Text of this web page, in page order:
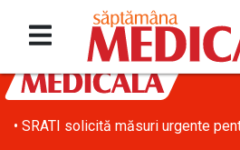
• SRATI solicită măsuri urgente